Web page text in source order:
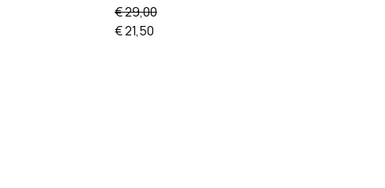
€ 29,00
€ 21,50